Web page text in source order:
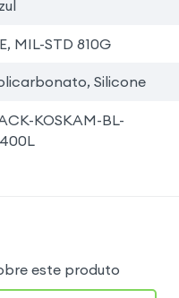
MIL-STD 810G
Silicone
KOSKAM-BL-
este produto